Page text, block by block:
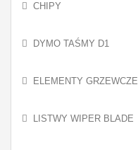
CHIPY
DYMO TAŚMY D1
ELEMENTY GRZEWCZE
LISTWY WIPER BLADE